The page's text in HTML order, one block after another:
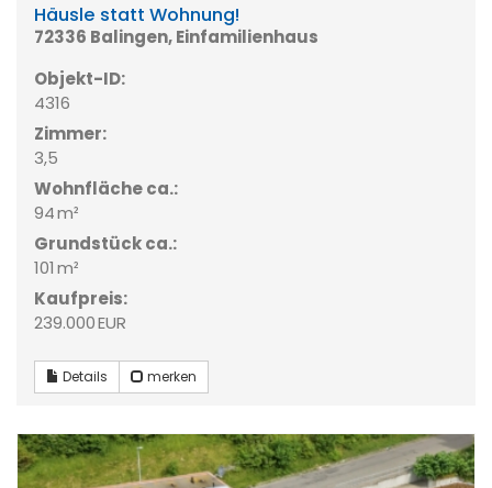
Häusle statt Wohnung!
72336 Balingen, Einfamilienhaus
Objekt-ID:
4316
Zimmer:
3,5
Wohnfläche ca.:
94 m²
Grund­stück ca.:
101 m²
Kaufpreis:
239.000 EUR
Details merken